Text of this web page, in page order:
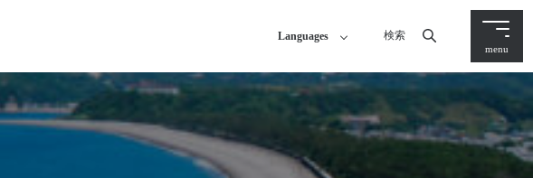
Languages 検索
menu